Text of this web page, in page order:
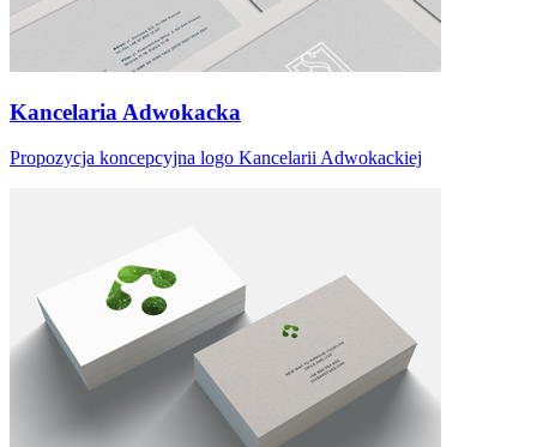
Kancelaria Adwokacka
Propozycja koncepcyjna logo Kancelarii Adwokackiej